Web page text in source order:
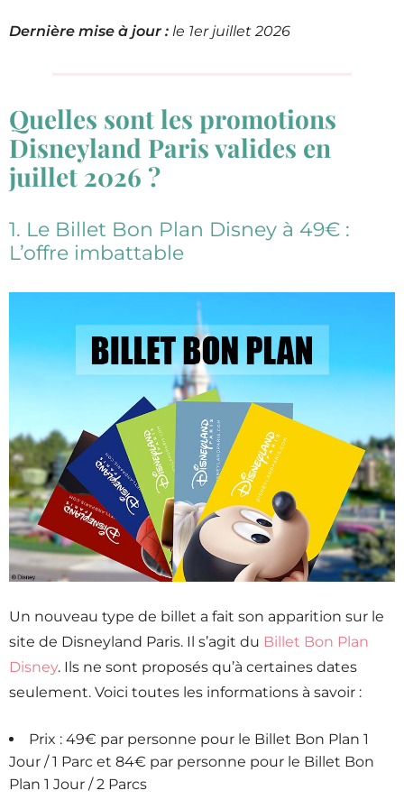
Dernière mise à jour : le 1er juillet 2026
Quelles sont les promotions
Disneyland Paris valides en
juillet 2026 ?
1. Le Billet Bon Plan Disney à 49€ :
L’offre imbattable
Un nouveau type de billet a fait son apparition sur le
site de Disneyland Paris. Il s’agit du Billet Bon Plan
Disney. Ils ne sont proposés qu’à certaines dates
seulement. Voici toutes les informations à savoir :
Prix : 49€ par personne pour le Billet Bon Plan 1
Jour / 1 Parc et 84€ par personne pour le Billet Bon
Plan 1 Jour / 2 Parcs